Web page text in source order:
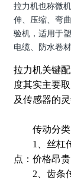
拉力机也称微
伸、压缩、弯
验机，适用于
电缆、防水卷
拉力机关键
度其实主要
及传感器的灵
传动分类
1、丝杠传
点：价格昂
2、齿条传